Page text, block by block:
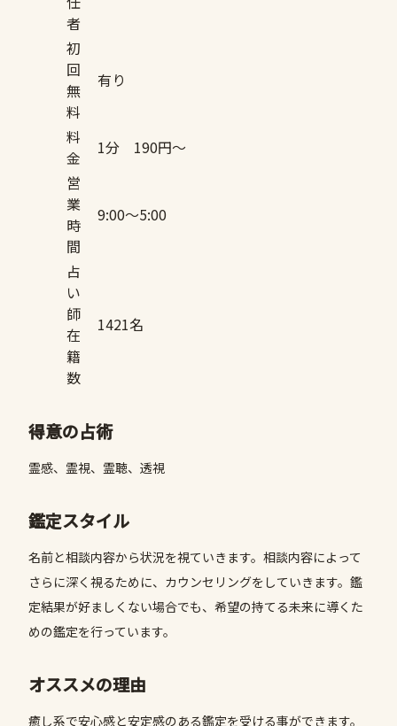
者
初
回
無
料
有り
料
金
1分 190円〜
営
業
時
間
9:00〜5:00
占
い
師
在
籍
数
1421名
得意の占術
霊感、霊視、霊聴、透視
鑑定スタイル
名前と相談内容から状況を視ていきます。相談内容によって
さらに深く視るために、カウンセリングをしていきます。鑑
定結果が好ましくない場合でも、希望の持てる未来に導くた
めの鑑定を行っています。
オススメの理由
癒し系で安心感と安定感のある鑑定を受ける事ができます。